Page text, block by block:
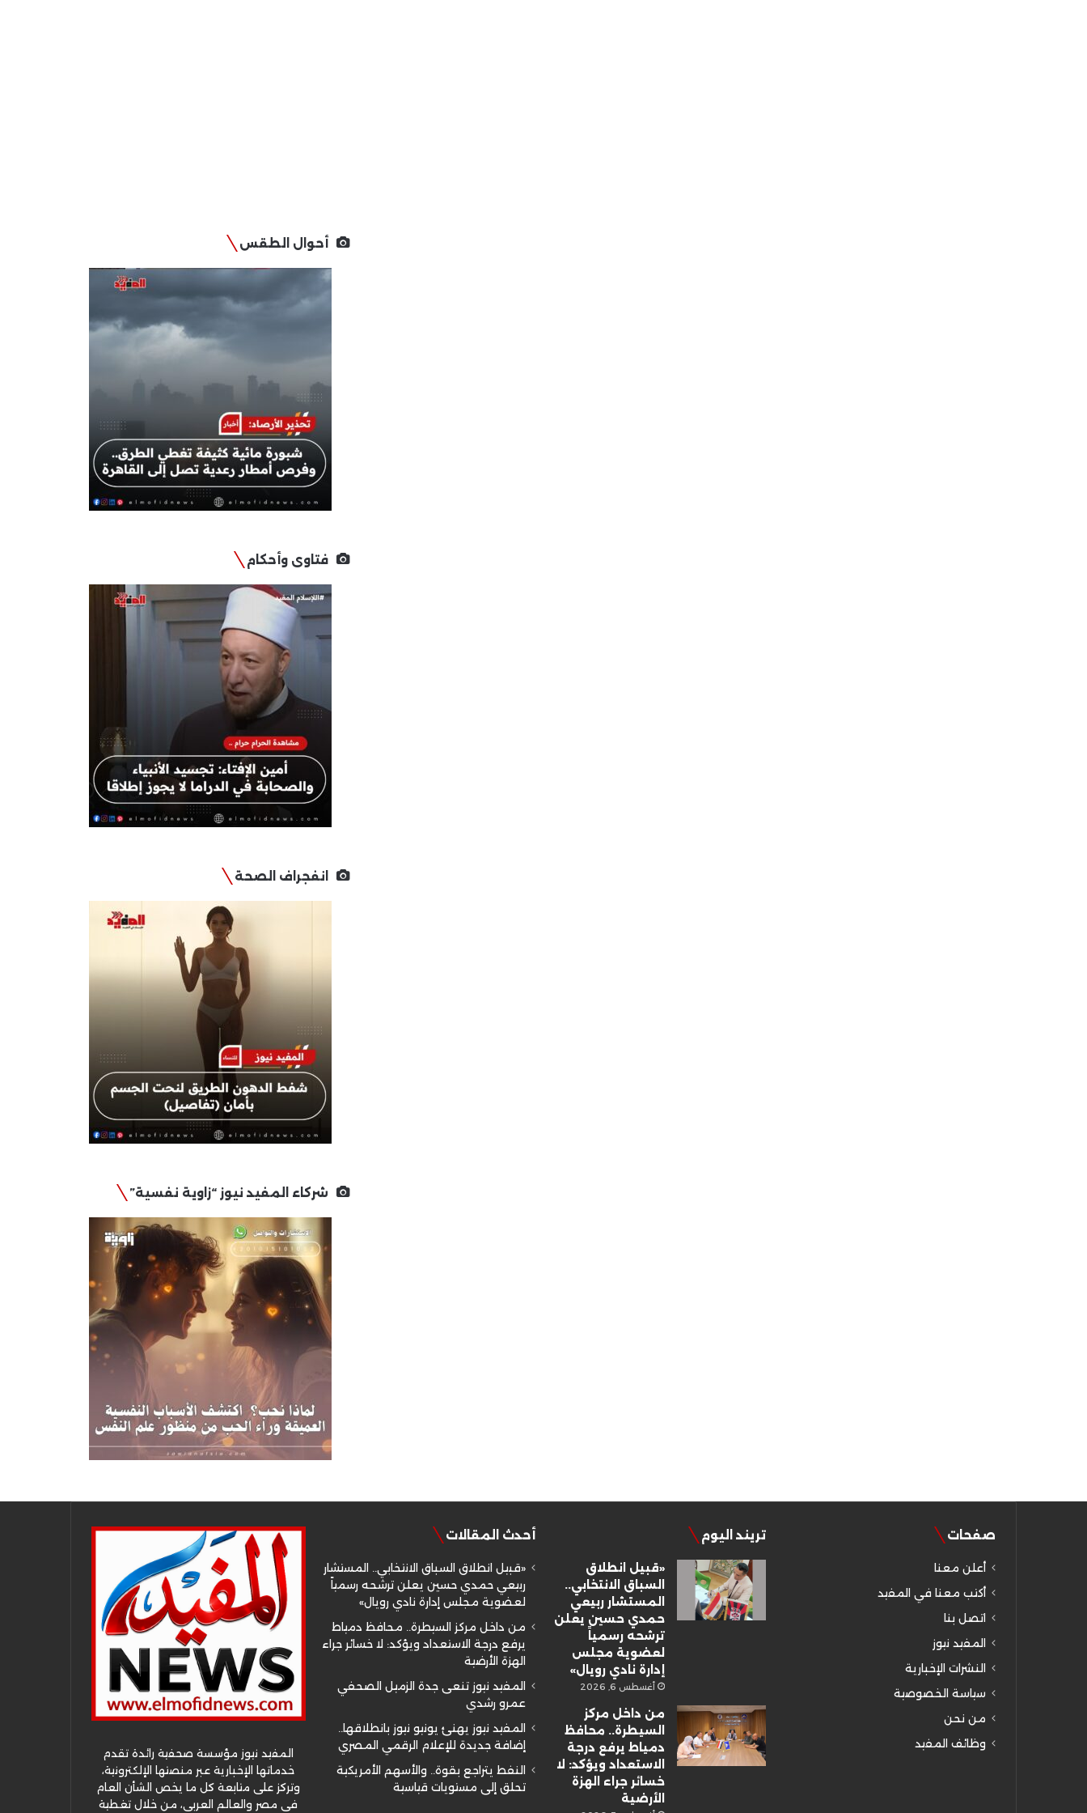
أحوال الطقس
فتاوى وأحكام
انفجراف الصحة
شركاء المفيد نيوز “زاوية نفسية”
صفحات
أعلن معنا
أكتب معنا في المفيد
اتصل بنا
المفيد نيوز
النشرات الإخبارية
سياسة الخصوصية
من نحن
وظائف المفيد
تريند اليوم
«قبيل انطلاق
السباق الانتخابي..
المستشار ربيعي
حمدي حسين يعلن
ترشحه رسمياً
لعضوية مجلس
إدارة نادي رويال»
أغسطس 6, 2026
من داخل مركز
السيطرة.. محافظ
دمياط يرفع درجة
الاستعداد ويؤكد: لا
خسائر جراء الهزة
الأرضية
أحدث المقالات
«قبيل انطلاق السباق الانتخابي.. المستشار
ربيعي حمدي حسين يعلن ترشحه رسمياً
لعضوية مجلس إدارة نادي رويال»
من داخل مركز السيطرة.. محافظ دمياط
يرفع درجة الاستعداد ويؤكد: لا خسائر جراء
الهزة الأرضية
المفيد نيوز تنعى جدة الزميل الصحفي
عمرو رشدي
المفيد نيوز يهنئ يونيو نيوز بانطلاقها..
إضافة جديدة للإعلام الرقمي المصري
النفط يتراجع بقوة.. والأسهم الأمريكية
تحلق إلى مستويات قياسية
المفيد نيوز مؤسسة صحفية رائدة تقدم
خدماتها الإخبارية عبر منصتها الإلكترونية،
وتركز على متابعة كل ما يخص الشأن العام
في مصر والعالم العربي، من خلال تغطية